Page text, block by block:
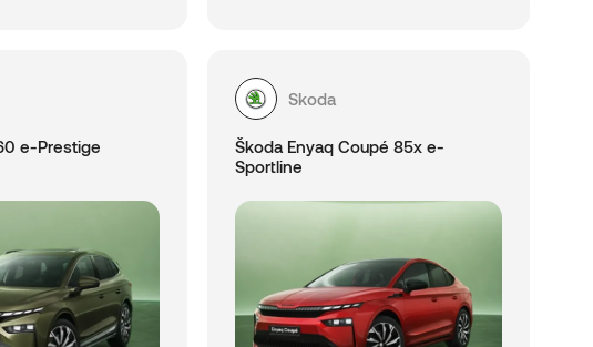
e-Prestige
Skoda
Škoda Enyaq Coupé 85x e-
Sportline